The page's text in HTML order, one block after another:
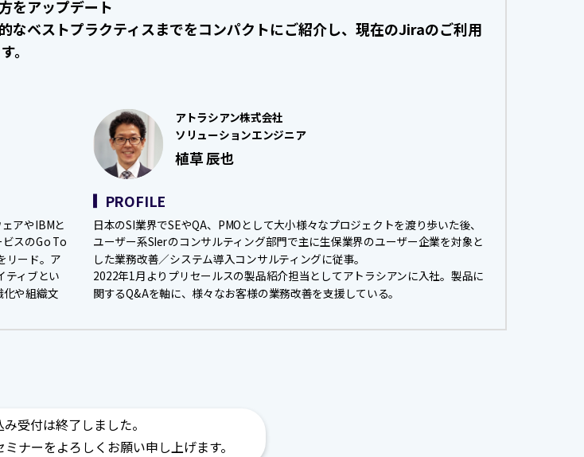
をアップデート
ベストプラクティスまでをコンパクトにご紹介し、現在のJiraのご利用
。
アやIBMと
スのGo To
リード。ア
ティブとい
化や組織文
アトラシアン株式会社
ソリューションエンジニア
植草 辰也
PROFILE
日本のSI業界でSEやQA、PMOとして大小様々なプロジェクトを渡り歩いた後、
ユーザー系SIerのコンサルティング部門で主に生保業界のユーザー企業を対象と
した業務改善／システム導入コンサルティングに従事。
2022年1月よりプリセールスの製品紹介担当としてアトラシアンに入社。製品に
関するQ&Aを軸に、様々なお客様の業務改善を支援している。
受付は終了しました。
ナーをよろしくお願い申し上げます。